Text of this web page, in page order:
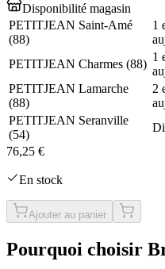
Disponibilité magasin
PETITJEAN Saint-Amé
(88)
1
PETITJEAN Charmes (88)
1
PETITJEAN Lamarche
(88)
2
PETITJEAN Seranville
(54)
76,25 €
En stock
Ajouter au panier
Pourquoi choisir